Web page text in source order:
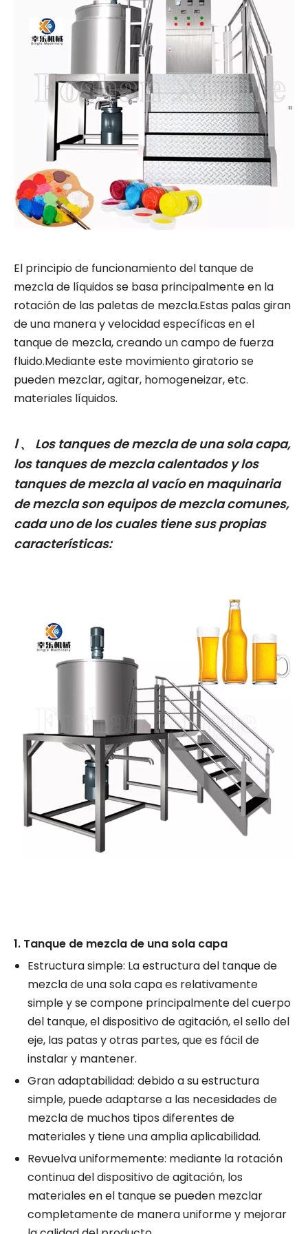
El principio de funcionamiento del tanque de
mezcla de líquidos se basa principalmente en la
rotación de las paletas de mezcla.Estas palas giran
de una manera y velocidad específicas en el
tanque de mezcla, creando un campo de fuerza
fluido.Mediante este movimiento giratorio se
pueden mezclar, agitar, homogeneizar, etc.
materiales líquidos.
Ⅰ 、 Los tanques de mezcla de una sola capa,
los tanques de mezcla calentados y los
tanques de mezcla al vacío en maquinaria
de mezcla son equipos de mezcla comunes,
cada uno de los cuales tiene sus propias
características:
1. Tanque de mezcla de una sola capa
Estructura simple: La estructura del tanque de
mezcla de una sola capa es relativamente
simple y se compone principalmente del cuerpo
del tanque, el dispositivo de agitación, el sello del
eje, las patas y otras partes, que es fácil de
instalar y mantener.
Gran adaptabilidad: debido a su estructura
simple, puede adaptarse a las necesidades de
mezcla de muchos tipos diferentes de
materiales y tiene una amplia aplicabilidad.
Revuelva uniformemente: mediante la rotación
continua del dispositivo de agitación, los
materiales en el tanque se pueden mezclar
completamente de manera uniforme y mejorar